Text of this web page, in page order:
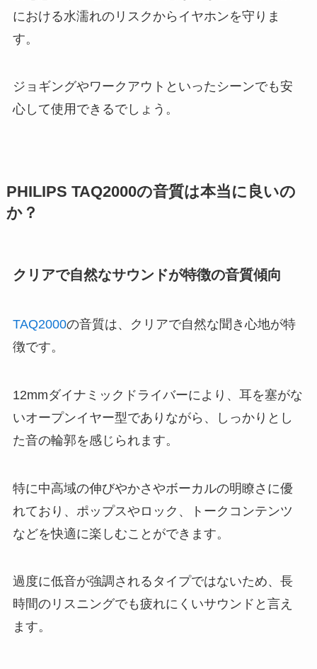
における水濡れのリスクからイヤホンを守りま
す。
ジョギングやワークアウトといったシーンでも安
心して使用できるでしょう。
PHILIPS TAQ2000の音質は本当に良いの
か？
クリアで自然なサウンドが特徴の音質傾向
TAQ2000の音質は、クリアで自然な聞き心地が特
徴です。
12mmダイナミックドライバーにより、耳を塞がな
いオープンイヤー型でありながら、しっかりとし
た音の輪郭を感じられます。
特に中高域の伸びやかさやボーカルの明瞭さに優
れており、ポップスやロック、トークコンテンツ
などを快適に楽しむことができます。
過度に低音が強調されるタイプではないため、長
時間のリスニングでも疲れにくいサウンドと言え
ます。